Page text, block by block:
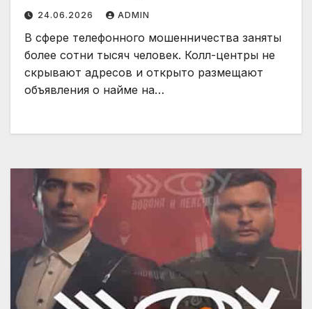
24.06.2026 ADMIN
В сфере телефонного мошенничества заняты
более сотни тысяч человек. Колл-центры не
скрывают адресов и открыто размещают
объявления о найме на…